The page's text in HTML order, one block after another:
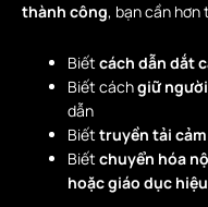
thành công, bạn cần hơn
Biết cách dẫn dắt
Biết cáchgiữ
dẫn
Biết truyền tải
Biết chuyển hóa
hoặc giáo dục